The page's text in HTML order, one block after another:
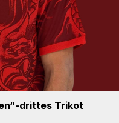
drittes Trikot